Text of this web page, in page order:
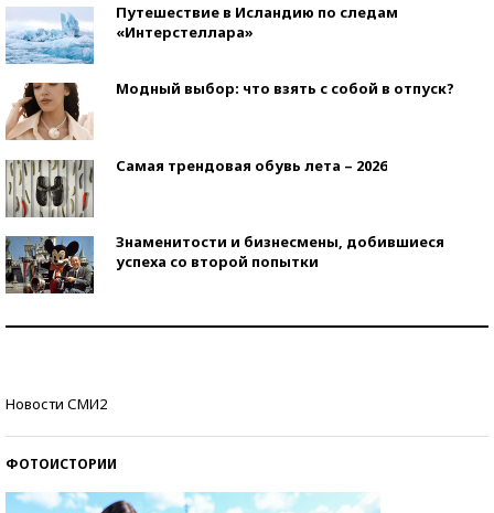
Путешествие в Исландию по следам
«Интерстеллара»
Модный выбор: что взять с собой в отпуск?
Самая трендовая обувь лета – 2026
Знаменитости и бизнесмены, добившиеся
успеха со второй попытки
Новости СМИ2
ФОТОИСТОРИИ